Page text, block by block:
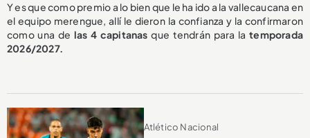
Y es que como premio a lo bien que le ha ido a la vallecaucana en
el equipo merengue, allí le dieron la confianza y la confirmaron
como una de las 4 capitanasque tendrán para latemporada
2026/2027.
Atlético Nacional